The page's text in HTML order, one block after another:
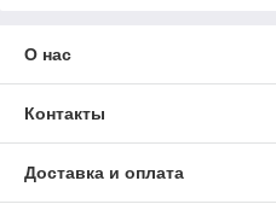
О нас
Контакты
Доставка и оплата